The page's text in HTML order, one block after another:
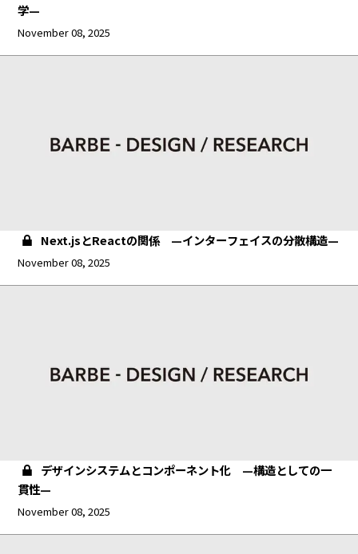
学—
November 08, 2025
Next.jsとReactの関係 —インターフェイスの分散構造—
November 08, 2025
デザインシステムとコンポーネント化 —構造としての一
貫性—
November 08, 2025